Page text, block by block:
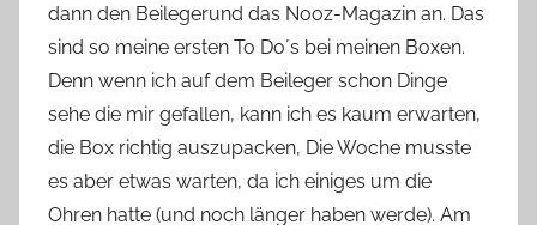
dann den Beilegerund das Nooz-Magazin an. Das
sind so meine ersten To Do´s bei meinen Boxen.
Denn wenn ich auf dem Beileger schon Dinge
sehe die mir gefallen, kann ich es kaum erwarten,
die Box richtig auszupacken, Die Woche musste
es aber etwas warten, da ich einiges um die
Ohren hatte (und noch länger haben werde). Am